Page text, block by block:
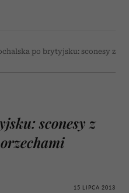
po brytyjsku: sconesy z
sconesy z
15 LIPCA 2013